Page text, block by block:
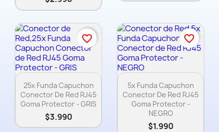
Vista rápida
25x Funda Capuchon
Conector De Red RJ45
Goma Protector - GRIS
$3.990
favorite_border
Vista rápida
5x Funda Capuchon
Conector De Red RJ45
Goma Protector -
NEGRO
$1.990
favorite_border